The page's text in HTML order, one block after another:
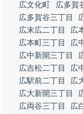
広文化町
広多賀
広多賀谷三丁目
広末広二丁目
広
広本町三丁目
広
広中新開三丁目
広吉松二丁目
広
広駅前二丁目
広
広大新開三丁目
広両谷三丁目
広